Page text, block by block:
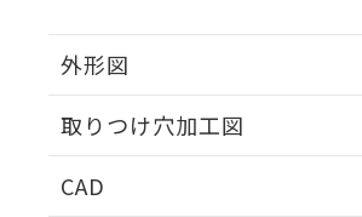
外形図
取りつけ穴加工図
CAD